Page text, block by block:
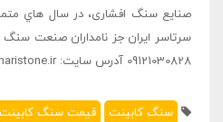
صنایع سنگ افشاری، در سال هاي
سرتاسر ایران جز نامداران صنعت
09121030828 آدرس سایت: afsharistone.ir
سنگ کابینت قیمت سنگ کابینت